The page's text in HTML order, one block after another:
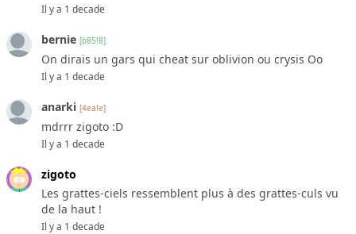
Il y a 1 decade
bernie [b85!8]
On dirais un gars qui cheat sur oblivion ou crysis Oo
Il y a 1 decade
anarki [4ea!e]
mdrrr zigoto :D
Il y a 1 decade
zigoto
Les grattes-ciels ressemblent plus à des grattes-culs vu
de la haut !
Il y a 1 decade